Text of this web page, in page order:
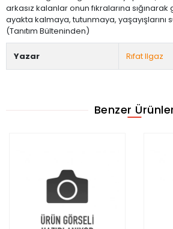
arkasız kalanlar onun fıkralarına
ayakta kalmaya, tutunmaya, yaşayışlarını
(Tanıtım Bülteninden)
Yazar Rıfat Ilgaz
Benzer